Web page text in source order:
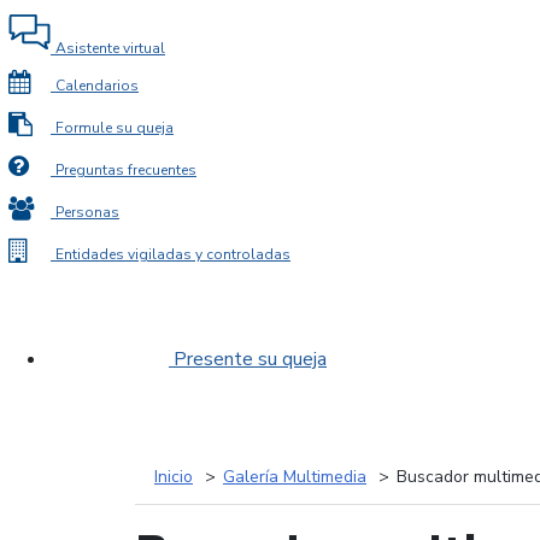
Asistente virtual
Calendarios
Formule su queja
Preguntas frecuentes
Personas
Entidades vigiladas y controladas
Presente su queja
Inicio Galería Multimedia Buscador